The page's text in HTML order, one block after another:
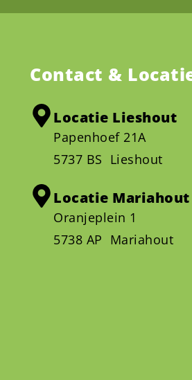
Contact &
Locatie Lieshout
Papenhoef 21A
5737 BS Lieshout
Locatie Mariahout
Oranjeplein 1
5738 AP Mariahout